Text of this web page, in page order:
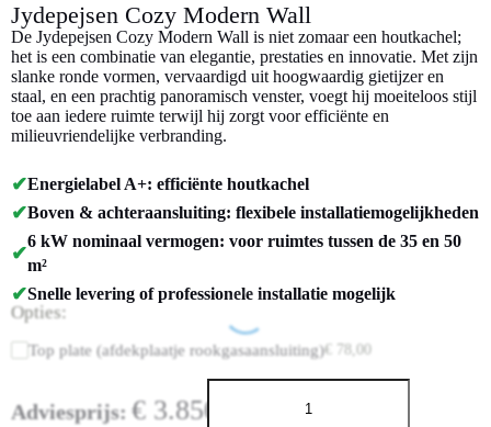
Jydepejsen Cozy Modern Wall
De Jydepejsen Cozy Modern Wall is niet zomaar een houtkachel;
het is een combinatie van elegantie, prestaties en innovatie. Met zijn
slanke ronde vormen, vervaardigd uit hoogwaardig gietijzer en
staal, en een prachtig panoramisch venster, voegt hij moeiteloos stijl
toe aan iedere ruimte terwijl hij zorgt voor efficiënte en
milieuvriendelijke verbranding.
✔Energielabel A+: efficiënte houtkachel
✔Boven & achteraansluiting: flexibele installatiemogelijkheden
✔
6 kW nominaal vermogen: voor ruimtes tussen de 35 en 50
m²
✔Snelle levering of professionele installatie mogelijk
Opties:
Top plate (afdekplaatje rookgasaansluiting)€ 78,00
Adviesprijs: € 3.850,00